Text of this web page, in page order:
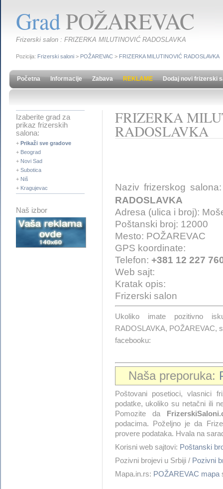
GradPOŽAREVAC
Frizerski salon : FRIZERKA MILUTINOVIĆ RADOSLAVKA
Pozicija: Frizerski saloni > POŽAREVAC > FRIZERKA MILUTINOVIĆ RADOSLAVKA
Početna Informacije Zabava REKLAME Dodaj novi frizerski
Izaberite grad za
prikaz frizerskih
salona:
+ Prikaži sve gradove
+ Beograd
+ Novi Sad
+ Subotica
+ Niš
+ Kragujevac
Naš izbor
FRIZERKA
RADOSLAVKA
Naziv frizerskog
RADOSLAVKA
Adresa (ulica i broj):
Poštanski broj: 12000
Mesto: POŽAREVAC
GPS koordinate:
Telefon: +381 12 227
Web sajt:
Kratak opis:
Frizerski salon
Ukoliko imate pozitivno
RADOSLAVKA, POŽAREVAC,
facebooku:
Naša preporuka:
Poštovani posetioci, vlasnici
podatke, ukoliko su netačni ili
Pomozite da
podacima. Poželjno je da
provere podataka. Hvala na
Korisni web sajtovi: Poštanski
Pozivni brojevi u Srbiji / Pozivni
Mapa.in.rs: POŽAREVAC mapa